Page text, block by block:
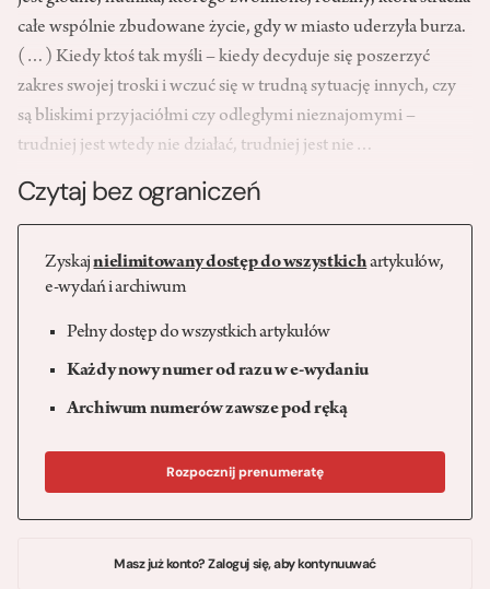
całe wspólnie zbudowane życie, gdy w miasto uderzyła burza.
(…) Kiedy ktoś tak myśli – kiedy decyduje się poszerzyć
zakres swojej troski i wczuć się w trudną sytuację innych, czy
są bliskimi przyjaciółmi czy odległymi nieznajomymi –
trudniej jest wtedy nie działać, trudniej jest nie…
Czytaj bez ograniczeń
Zyskajnielimitowany dostęp do wszystkichartykułów,
e-wydań i archiwum
Pełny dostęp do wszystkich artykułów
Każdy nowy numer od razu w e-wydaniu
Archiwum numerów zawsze pod ręką
Rozpocznij prenumeratę
Masz już konto? Zaloguj się, aby kontynuuwać